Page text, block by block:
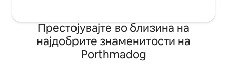
Престојувајте во близина на
најдобрите знаменитости на
Porthmadog